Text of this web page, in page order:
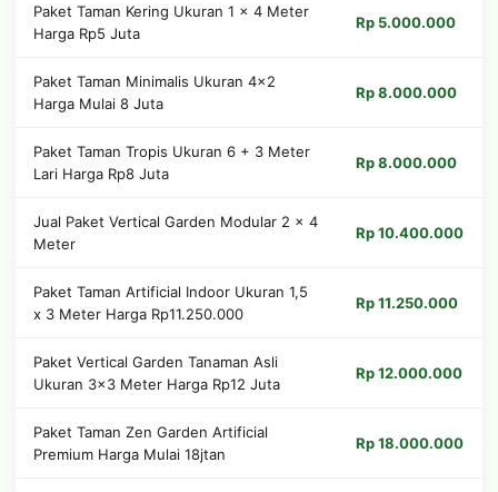
Paket Taman Kering Ukuran 1 x 4 Meter
Harga Rp5 Juta
Rp 5.000.000
Paket Taman Minimalis Ukuran 4x2
Harga Mulai 8 Juta
Rp 8.000.000
Paket Taman Tropis Ukuran 6 + 3 Meter
Lari Harga Rp8 Juta
Rp 8.000.000
Jual Paket Vertical Garden Modular 2 × 4
Meter
Rp 10.400.000
Paket Taman Artificial Indoor Ukuran 1,5
x 3 Meter Harga Rp11.250.000
Rp 11.250.000
Paket Vertical Garden Tanaman Asli
Ukuran 3x3 Meter Harga Rp12 Juta
Rp 12.000.000
Paket Taman Zen Garden Artificial
Premium Harga Mulai 18jtan
Rp 18.000.000